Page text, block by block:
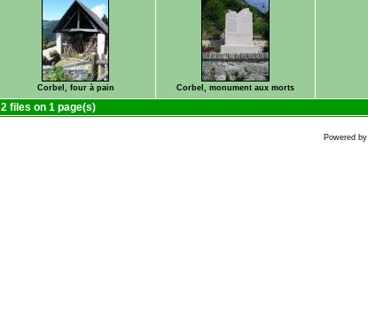
Corbel, four à pain Corbel, monument aux morts
2 files on 1 page(s)
Powered by